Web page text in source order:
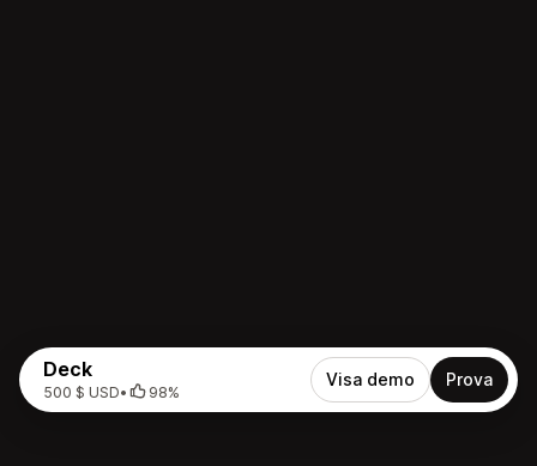
Deck
500 $ USD• 98%
Visa demo Prova